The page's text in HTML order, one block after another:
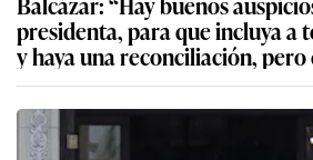
presidenta, para que incluya a
y haya una reconciliación, pero